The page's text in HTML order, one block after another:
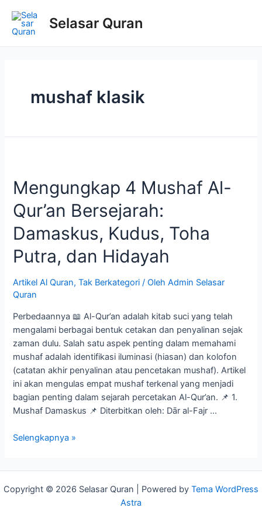
Selasar Quran
mushaf klasik
Mengungkap 4 Mushaf Al-
Qur’an Bersejarah:
Damaskus, Kudus, Toha
Putra, dan Hidayah
Artikel Al Quran,Tak Berkategori / OlehAdmin Selasar
Quran
Perbedaannya 📖 Al-Qur’an adalah kitab suci yang telah
mengalami berbagai bentuk cetakan dan penyalinan sejak
zaman dulu. Salah satu aspek penting dalam memahami
mushaf adalah identifikasi iluminasi (hiasan) dan kolofon
(catatan akhir penyalinan atau pencetakan mushaf). Artikel
ini akan mengulas empat mushaf terkenal yang menjadi
bagian penting dalam sejarah percetakan Al-Qur’an. 📌 1.
Mushaf Damaskus 📌 Diterbitkan oleh: Dār al-Fajr …
Selengkapnya »
Copyright © 2026 Selasar Quran | Powered by Tema WordPress
Astra